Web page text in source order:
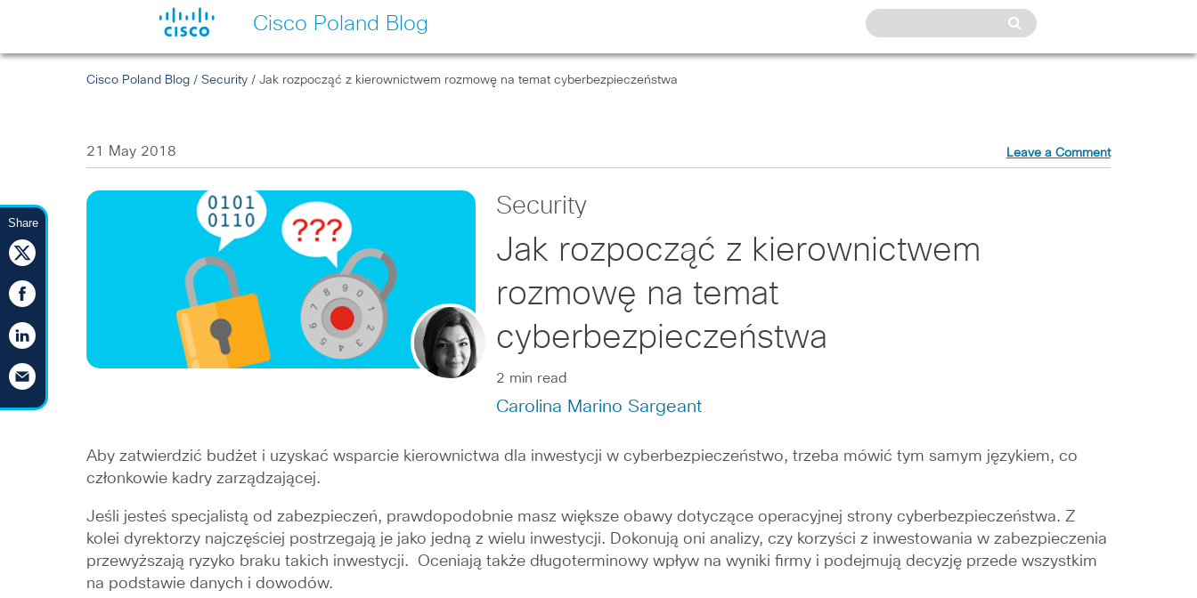
Cisco Poland Blog
Share
Cisco Poland Blog /Security / Jak rozpocząć z kierownictwem rozmowę na temat cyberbezpieczeństwa
21 May 2018 Leave a Comment
Security
Jak rozpocząć z kierownictwem
rozmowę na temat
cyberbezpieczeństwa
2 min read
Carolina Marino Sargeant
Aby zatwierdzić budżet i uzyskać wsparcie kierownictwa dla inwestycji w cyberbezpieczeństwo, trzeba mówić tym samym językiem, co
członkowie kadry zarządzającej.
Jeśli jesteś specjalistą od zabezpieczeń, prawdopodobnie masz większe obawy dotyczące operacyjnej strony cyberbezpieczeństwa. Z
kolei dyrektorzy najczęściej postrzegają je jako jedną z wielu inwestycji. Dokonują oni analizy, czy korzyści z inwestowania w zabezpieczenia
przewyższają ryzyko braku takich inwestycji. Oceniają także długoterminowy wpływ na wyniki firmy i podejmują decyzję przede wszystkim
na podstawie danych i dowodów.